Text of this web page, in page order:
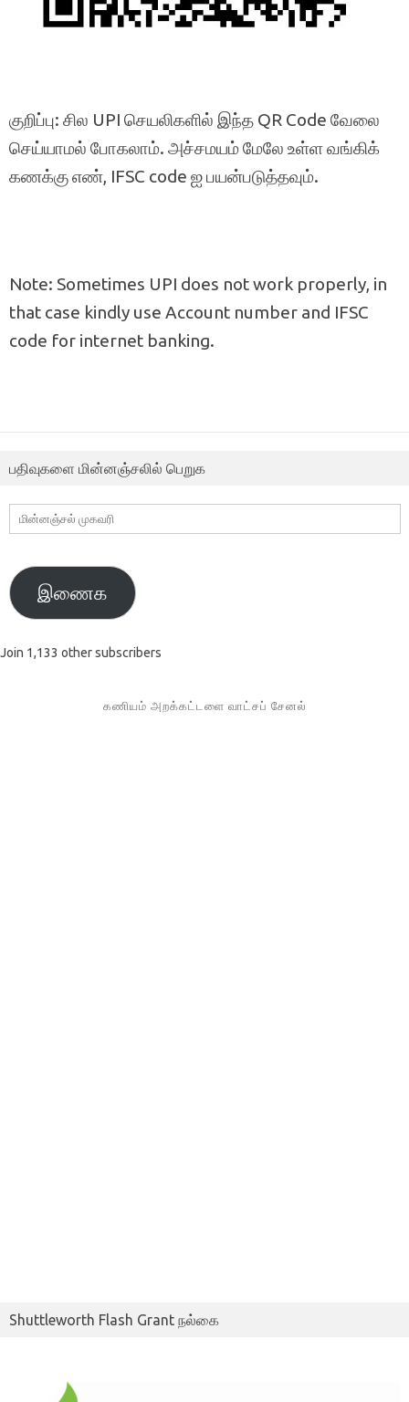
குறிப்பு: சில UPI செயலிகளில் இந்த QR Code வேலை
செய்யாமல் போகலாம். அச்சமயம் மேலே உள்ள வங்கிக்
கணக்கு எண், IFSC code ஐ பயன்படுத்தவும்.
Note: Sometimes UPI does not work properly, in
that case kindly use Account number and IFSC
code for internet banking.
பதிவுகளை மின்னஞ்சலில் பெறுக
மின்னஞ்சல்
முகவரி
இணைக
Join 1,133 other subscribers
கணியம் அறக்கட்டளை வாட்சப் சேனல்
Shuttleworth Flash Grant நல்கை